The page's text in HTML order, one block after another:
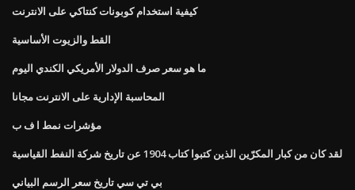
كيفية استخدام كوبونات كنتاكي على الانترنت
القط والزيوت الأساسية
ما هو سعر صرف الدولار الأمريكي الكندي اليوم
المحاسبة الإدارية على الانترنت مجانا
مؤشرات نمط ا ف ب
لقد كان من كبار المكرّين الذين كتبوا كتاب 1904 عن تاريخ شركة النفط القياسية
بي تي سي تاريخ سعر الرسم البياني